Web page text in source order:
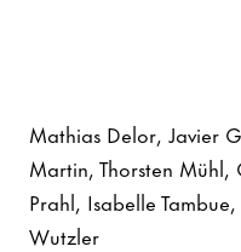
Mathias Delor, Javier
Martin, Thorsten Mühl,
Prahl, Isabelle
Wutzler